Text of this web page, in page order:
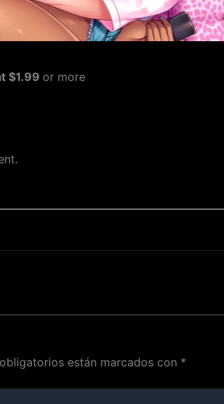
$1.99 or more
están marcados con *